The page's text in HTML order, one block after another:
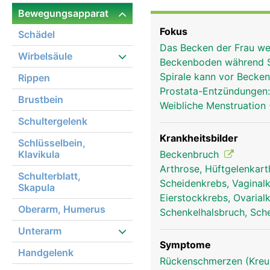
Bewegungsapparat
Schädel
Wirbelsäule
Rippen
Brustbein
Schultergelenk
Schlüsselbein,
Klavikula
Schulterblatt,
Skapula
Oberarm, Humerus
Unterarm
Handgelenk
Bänder und Muskeln
Festigkeit und Stabilität
Hüftgelenk mit dem
ausserdem die
Frauen haben im
Beckenausgang um
Fokus
Das Becken der Frau
Beckenboden während
Spirale kann vor
Prostata-
Weibliche
Krankheitsbilder
Beckenbruch
Arthrose,
Scheidenkrebs,
Eierstockkrebs,
Schenkelhalsbruch,
Symptome
Rückenschmerzen